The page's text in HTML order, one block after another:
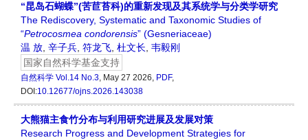
“昆岛石蝴蝶”(苦苣苔科)的重新发现及其系统学与分类学研究
The Rediscovery, Systematic and Taxonomic Studies of
“Petrocosmea condorensis” (Gesneriaceae)
温 放 辛子兵 符龙飞 杜文长 韦毅刚
国家自然科学基金支持
自然科学 Vol.14 No.3, May 27 2026, PDF,
DOI:10.12677/ojns.2026.143038
大熊猫主食竹分布与利用研究进展及发展对策
Research Progress and Development Strategies for